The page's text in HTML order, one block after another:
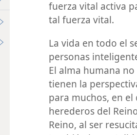
fuerza vital activa
tal fuerza vital.
La vida en todo el
personas
El alma humana
tienen la
para muchos, en el
herederos del
Reino, al ser